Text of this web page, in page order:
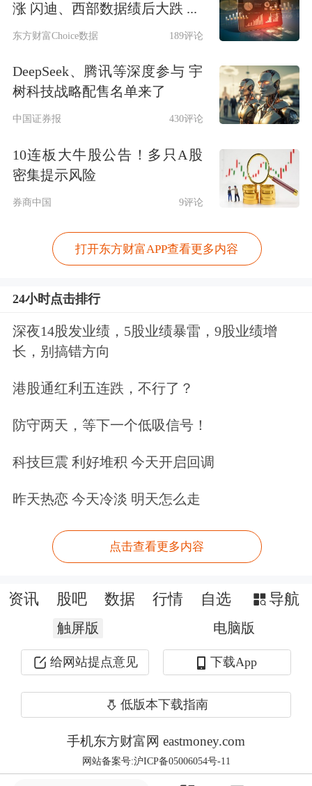
增长表现；低值耗材受国际形势变化影
响，短期发货、订单均有波动，我们预
计2025H2压力有望陆续缓解；医疗设
备大部分公司受招投标落地节奏变化和
度有望逐渐看到业绩拐点；体外诊断在
DRGs、集采、检验互认等政策密集执
2025年底有望见底出清。
25Q2高值耗材板块表现相对亮眼，环
体收入同比下降6.50%，扣非净利润同
板块受医保控费政策负面影响，量价齐
跌趋势明显，设备板块则继续延续高基
数和去库存影响；利润波动较收入更
影响。子板块来看，收入同比增速从高
耗材（-1.63%）、医疗设备
（-6.35%）、体外诊断（-16.04%）。
伴随集采陆续出清，同时深化出海战
略，高值耗材板块于25Q1率先企稳，
Q2环比进一步提速，改善趋势显著。
高值耗材：多细分进入后集采阶段，一
涨 闪迪、西部数据绩后大跌 ...
东方财富Choice数据 189评论
DeepSeek、腾讯等深度参与 宇
树科技战略配售名单来了
中国证券报 430评论
10连板大牛股公告！多只A股
密集提示风险
券商中国 9评论
打开东方财富APP查看更多内容
24小时点击排行
深夜14股发业绩，5股业绩暴雷，9股业绩增
长，别搞错方向
港股通红利五连跌，不行了？
防守两天，等下一个低吸信号！
科技巨震 利好堆积 今天开启回调
昨天热恋 今天冷淡 明天怎么走
点击查看更多内容
资讯 股吧 数据 行情 自选 导航
触屏版 电脑版
给网站提点意见 下载App
低版本下载指南
手机东方财富网 eastmoney.com
网站备案号:沪ICP备05006054号-11